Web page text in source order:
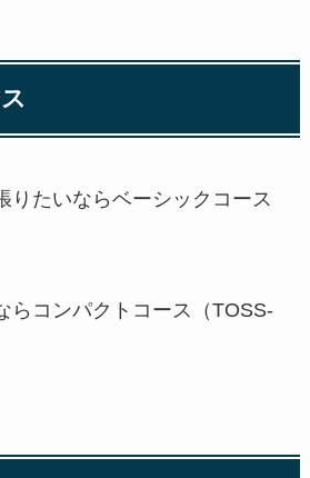
りたいならベーシックコース
らコンパクトコース（TOSS-